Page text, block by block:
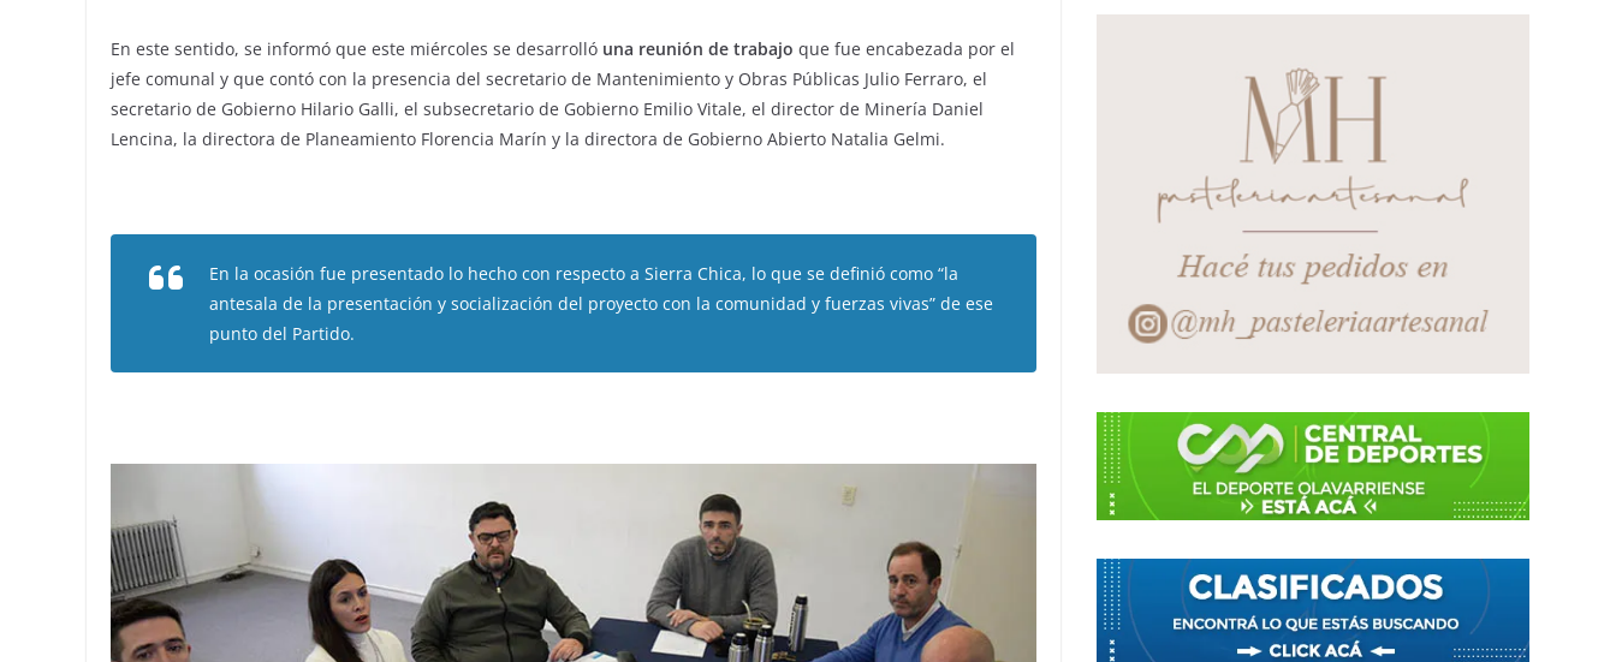
En este sentido, se informó que este miércoles se desarrolló una reunión de trabajo que fue encabezada por el
jefe comunal y que contó con la presencia del secretario de Mantenimiento y Obras Públicas Julio Ferraro, el
secretario de Gobierno Hilario Galli, el subsecretario de Gobierno Emilio Vitale, el director de Minería Daniel
Lencina, la directora de Planeamiento Florencia Marín y la directora de Gobierno Abierto Natalia Gelmi.
En la ocasión fue presentado lo hecho con respecto a Sierra Chica, lo que se definió como “la
antesala de la presentación y socialización del proyecto con la comunidad y fuerzas vivas” de ese
punto del Partido.